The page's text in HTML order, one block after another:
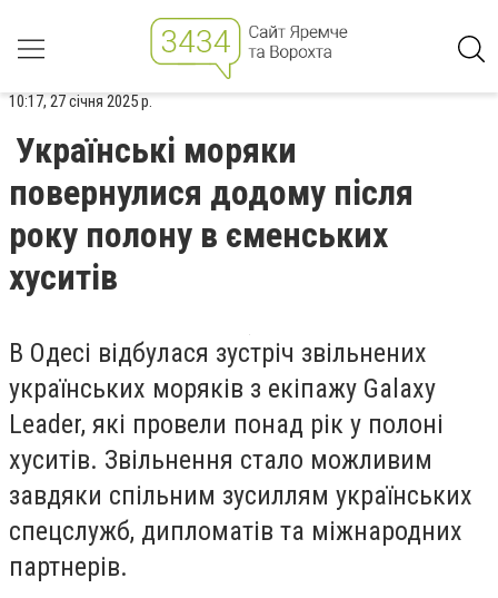
10:17, 27 січня 2025 р.
Українські моряки
повернулися додому після
року полону в єменських
хуситів
В Одесі відбулася зустріч звільнених
українських моряків з екіпажу Galaxy
Leader, які провели понад рік у полоні
хуситів. Звільнення стало можливим
завдяки спільним зусиллям українських
спецслужб, дипломатів та міжнародних
партнерів.